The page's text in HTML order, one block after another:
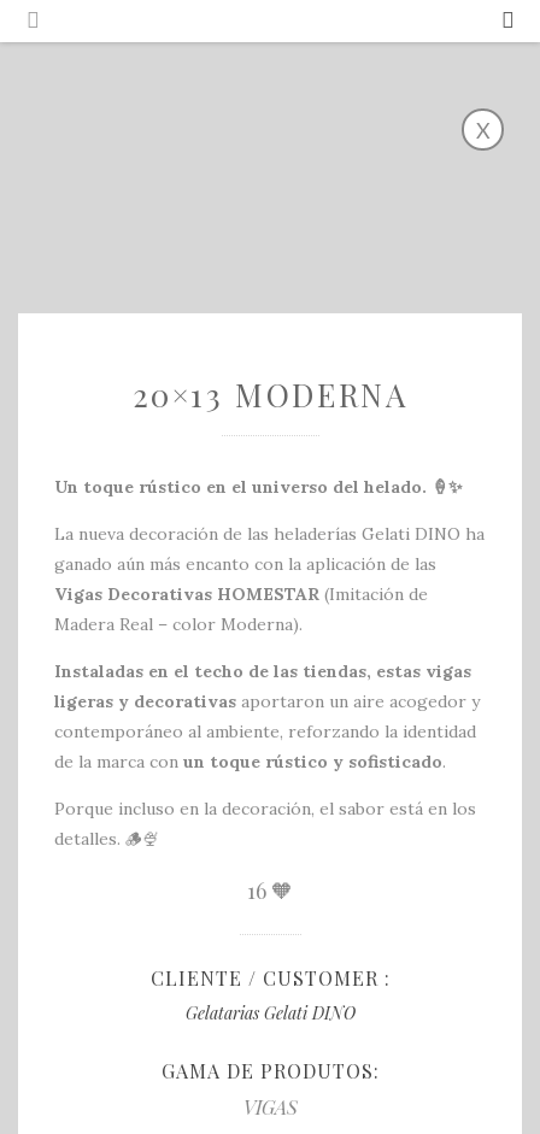
X
20×13 MODERNA
Un toque rústico en el universo del helado. 🍦✨
La nueva decoración de las heladerías Gelati DINO ha
ganado aún más encanto con la aplicación de las
Vigas Decorativas HOMESTAR (Imitación de
Madera Real – color Moderna).
Instaladas en el techo de las tiendas, estas vigas
ligeras y decorativas aportaron un aire acogedor y
contemporáneo al ambiente, reforzando la identidad
de la marca con un toque rústico y sofisticado.
Porque incluso en la decoración, el sabor está en los
detalles. 🪵🍨
16 🧡
CLIENTE / CUSTOMER :
Gelatarias Gelati DINO
GAMA DE PRODUTOS:
VIGAS